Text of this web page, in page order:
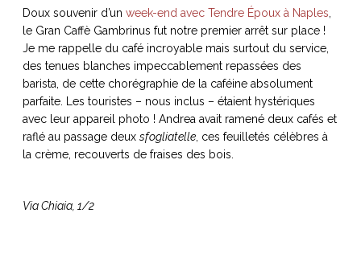
Doux souvenir d’un week-end avec Tendre Époux à Naples,
le Gran Caffè Gambrinus fut notre premier arrêt sur place !
Je me rappelle du café incroyable mais surtout du service,
des tenues blanches impeccablement repassées des
barista, de cette chorégraphie de la caféine absolument
parfaite. Les touristes – nous inclus – étaient hystériques
avec leur appareil photo ! Andrea avait ramené deux cafés et
raflé au passage deux sfogliatelle, ces feuilletés célèbres à
la crème, recouverts de fraises des bois.
Via Chiaia, 1/2